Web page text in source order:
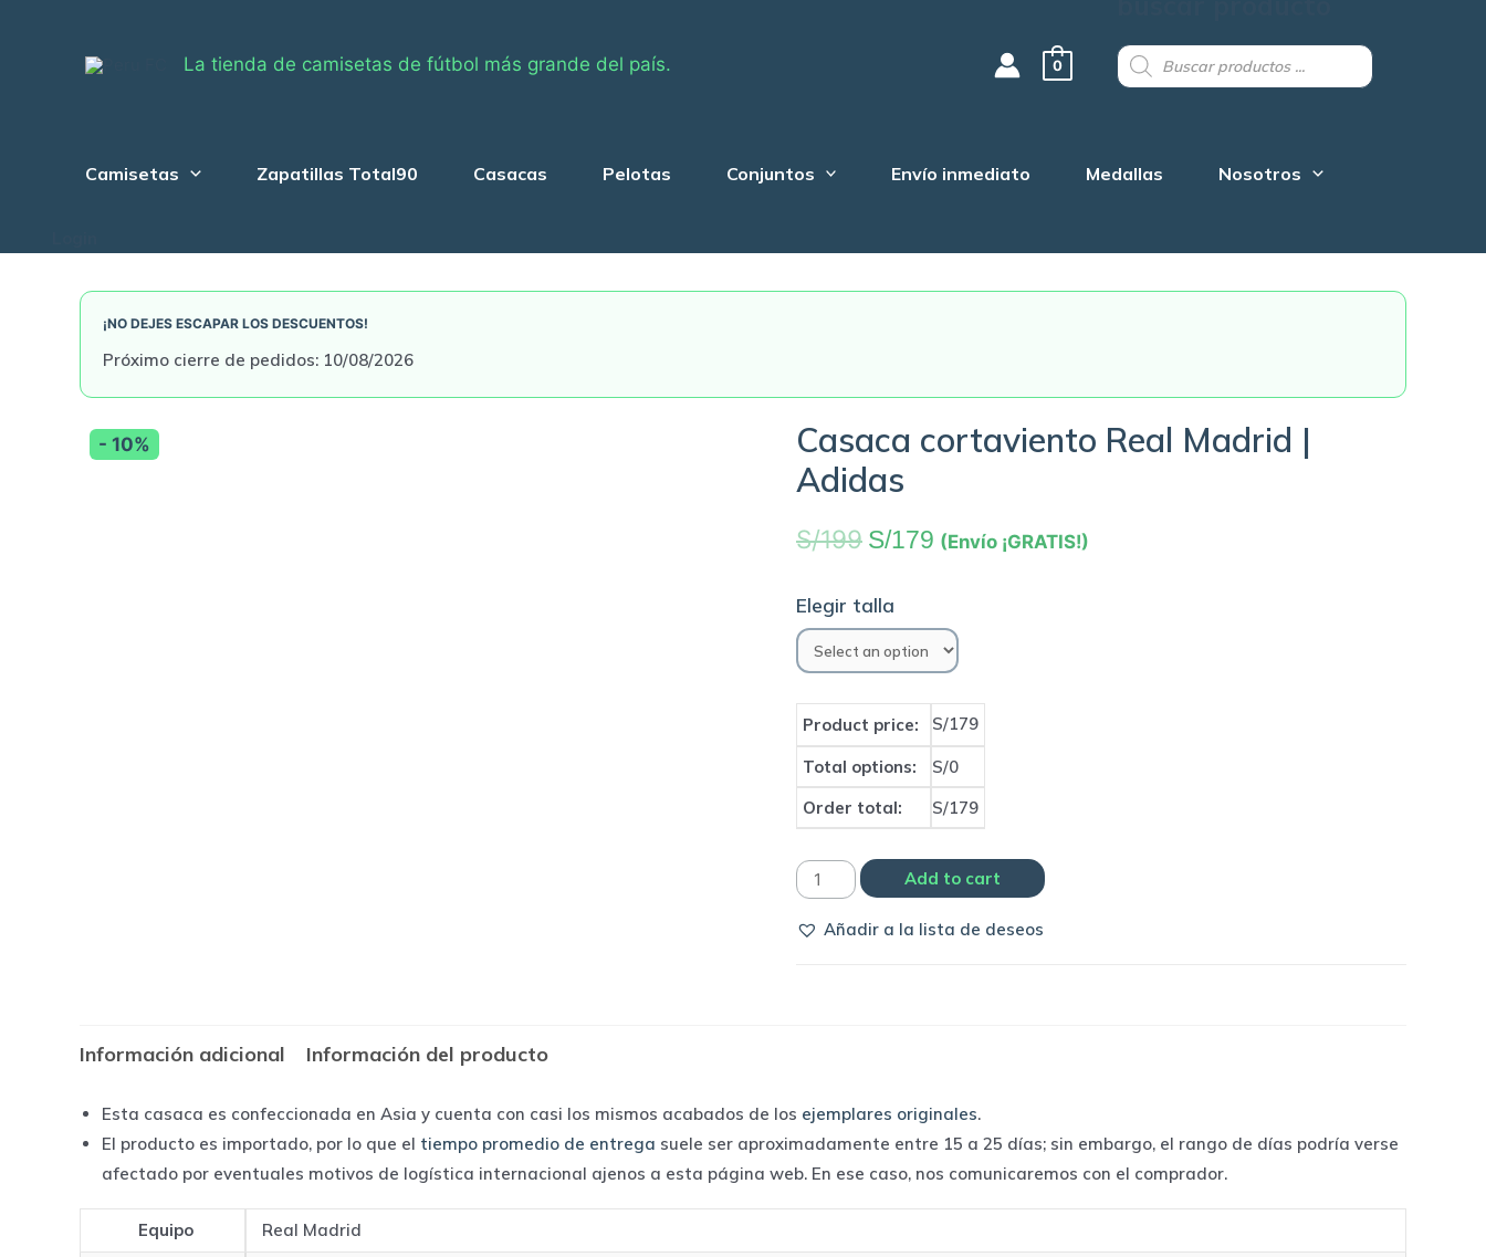
La tienda de camisetas de fútbol más grande del país. 0
Products
search
Camisetas Zapatillas Total90 Casacas Pelotas Conjuntos Envío inmediato Medallas Nosotros
¡NO DEJES ESCAPAR LOS DESCUENTOS!
Próximo cierre de pedidos: 10/08/2026
- 10%
Casaca cortaviento Real Madrid |
Adidas
S/199 S/179 (Envío ¡GRATIS!)
Elegir talla
Product price: S/179
Total options:
S/0
Order total:
S/179
Casaca
Real
Add to cart
Añadir a la lista de deseos
Información adicional Información del producto
Esta casaca es confeccionada en Asia y cuenta con casi los mismos acabados de los ejemplares originales.
El producto es importado, por lo que el tiempo promedio de entrega suele ser aproximadamente entre 15 a 25 días; sin embargo, el rango de días podría verse
afectado por eventuales motivos de logística internacional ajenos a esta página web. En ese caso, nos comunicaremos con el comprador.
Equipo Real Madrid